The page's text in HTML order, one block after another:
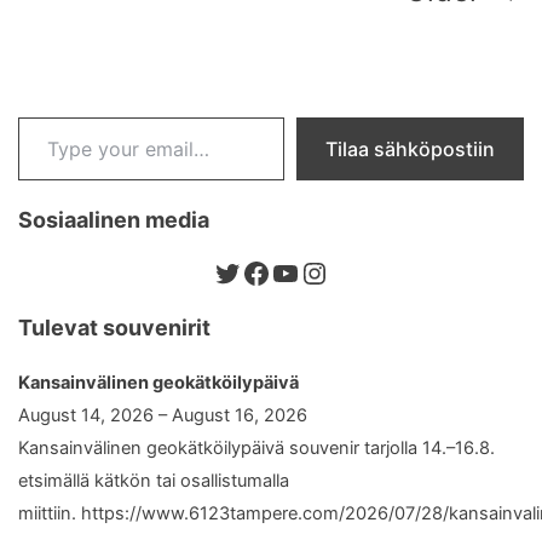
Type your email…
Tilaa sähköpostiin
Sosiaalinen media
Twitter
Facebook
YouTube
Instagram
Tulevat souvenirit
Kansainvälinen geokätköilypäivä
August 14, 2026 – August 16, 2026
Kansainvälinen geokätköilypäivä souvenir tarjolla 14.–16.8.
etsimällä kätkön tai osallistumalla
miittiin. https://www.6123tampere.com/2026/07/28/